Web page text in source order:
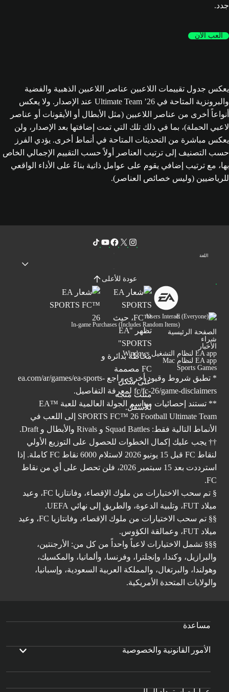
جدد.
العب الآن
يعكس جدول تقييمات اللاعبين عناصر اللاعبين الذهبية والفضية
والبرونزية المتاحة في Ultimate Team ’26 عند الإصدار. ولا يعكس
أنواعاً أخرى من عناصر اللاعبين (مثل الأبطال أو الأيقونات أو عناصر
لاعبي الحملة)، بما في ذلك تلك التي تمت إضافتها بعد الإصدار، ولن
يعكس مباشرة من التحديثات المتاحة في أنماط أخرى. يؤدي الفرز
حسب التصنيف إلى ترتيب العناصر أولاً حسب التقييم الإجمالي الخاص
بها، مع ترتيب إضافي يقوم على عوامل ذاتية بناءً على الأداء الواقعي
للرياضيين (وليس خصائص العناصر).
اللغة
عودة للأعلى
Users Interact
In-game Purchases (Includes Random Items)
الصفحة الرئيسية
شراء
الأخبار
EA app لنظام التشغيل Windows
EA app لنظام Mac
Sports Games
* تطبق شروط وقيود أخرى. راجع ea.com/ar/games/ea-sports-
fc/fc-26/game-disclaimers لمعرفة التفاصيل.
** تستند إحصائيات مواسم الجولة العالمية للعبة ™EA
SPORTS FC™ 26 Football Ultimate Team إلى اللعب في
الأنماط التالية فقط: Squad Battles و Rivals والأبطال و Draft.
†† يجب عليك إكمال الخطوات للحصول على التوزيع الأولي
لنقاط FC قبل 15 يونيو 2026 لاستلام 6000 نقاط FC كاملة. إذا
استرددت بعد 15 سبتمبر 2026، فلن تحصل على أي من نقاط
FC.
§ تم سحب الاختيارات من ملوك الإقصاء، وفانتازيا FC، وعيد
ميلاد FUT، وتلبية الدعوة، والطريق إلى نهائي UEFA.
§§ تم سحب الاختيارات من ملوك الإقصاء، وفانتازيا FC، وعيد
ميلاد FUT، وعمالقة الكؤوس.
§§§ تشمل الاختيارات لاعباً واحداً من كل من: الأرجنتين،
والبرازيل، وكندا، وإنجلترا، وفرنسا، وألمانيا، والمكسيك،
وهولندا، والبرتغال، والمملكة العربية السعودية، وإسبانيا،
والولايات المتحدة الأمريكية.
مساعدة
الأمور القانونية والخصوصية